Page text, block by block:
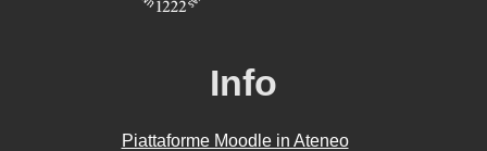
Info
Piattaforme Moodle in Ateneo